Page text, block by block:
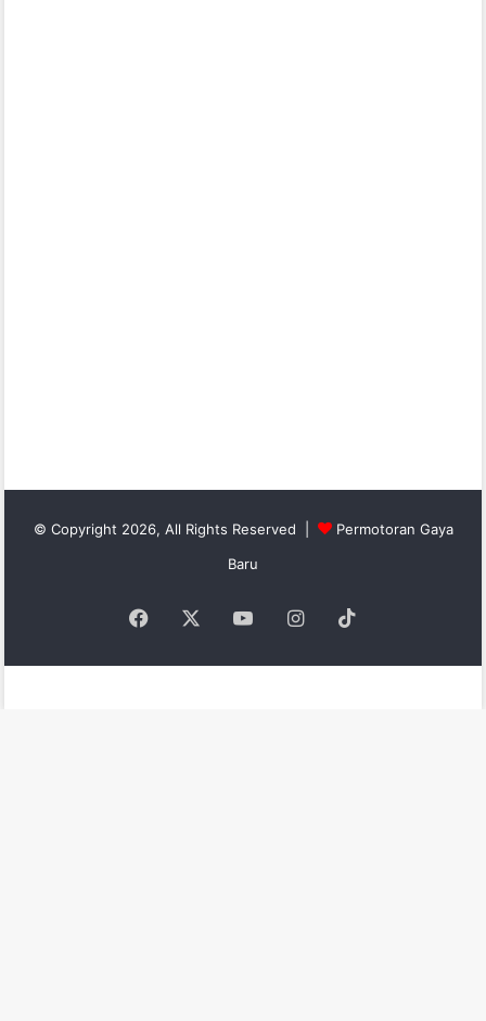
© Copyright 2026, All Rights Reserved |
Permotoran Gaya
Baru
Facebook YouTubeInstagram